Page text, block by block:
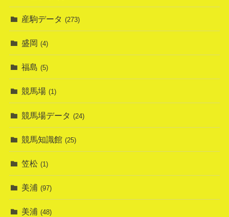
産駒データ (273)
盛岡 (4)
福島 (5)
競馬場 (1)
競馬場データ (24)
競馬知識館 (25)
笠松 (1)
美浦 (97)
美浦 (48)